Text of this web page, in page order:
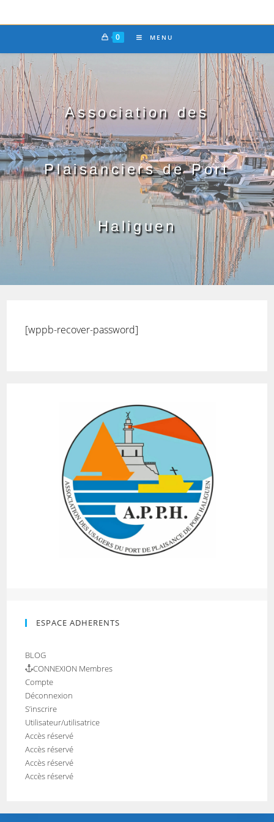
0 MENU
Association des
Plaisanciers de Port
Haliguen
[wppb-recover-password]
ESPACE ADHERENTS
BLOG
CONNEXION Membres
Compte
Déconnexion
S’inscrire
Utilisateur/utilisatrice
Accès réservé
Accès réservé
Accès réservé
Accès réservé